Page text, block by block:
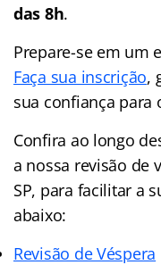
das 8h.
Prepare-se em um
Faça sua inscrição,
sua confiança para
Confira ao longo
a nossa revisão de
SP, para facilitar a
abaixo:
Revisão de Véspera